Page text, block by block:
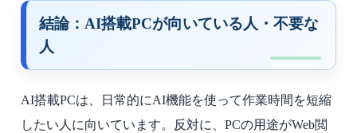
結論：AI搭載PCが向いている人・不要な
人
AI搭載PCは、日常的にAI機能を使って作業時間を短縮
したい人に向いています。反対に、PCの用途がWeb閲